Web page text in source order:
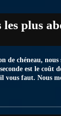
les plus
de chéneau,
est le coût
vous faut.